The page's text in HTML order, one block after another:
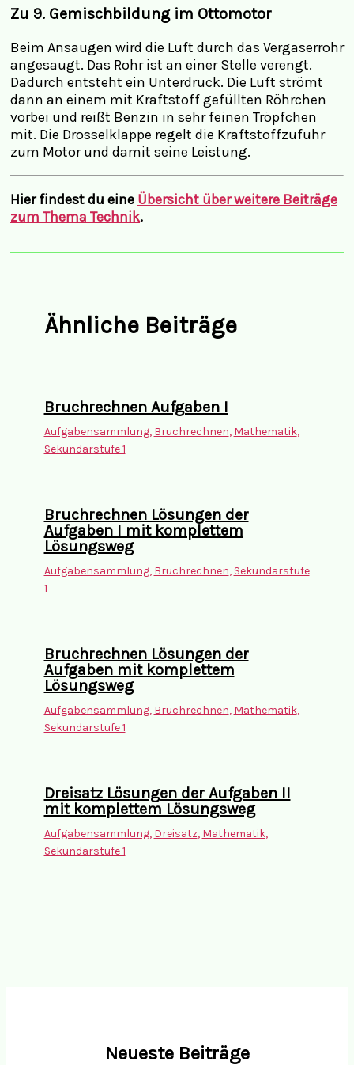
Zu 9. Gemischbildung im Ottomotor
Beim Ansaugen wird die Luft durch das Vergaserrohr
angesaugt. Das Rohr ist an einer Stelle verengt.
Dadurch entsteht ein Unterdruck. Die Luft strömt
dann an einem mit Kraftstoff gefüllten Röhrchen
vorbei und reißt Benzin in sehr feinen Tröpfchen
mit. Die Drosselklappe regelt die Kraftstoffzufuhr
zum Motor und damit seine Leistung.
Hier findest du eine Übersicht über weitere Beiträge
zum Thema Technik.
Ähnliche Beiträge
Bruchrechnen Aufgaben I
Aufgabensammlung, Bruchrechnen, Mathematik,
Sekundarstufe 1
Bruchrechnen Lösungen der
Aufgaben I mit komplettem
Lösungsweg
Aufgabensammlung, Bruchrechnen, Sekundarstufe
1
Bruchrechnen Lösungen der
Aufgaben mit komplettem
Lösungsweg
Aufgabensammlung, Bruchrechnen, Mathematik,
Sekundarstufe 1
Dreisatz Lösungen der Aufgaben II
mit komplettem Lösungsweg
Aufgabensammlung, Dreisatz, Mathematik,
Sekundarstufe 1
Neueste Beiträge